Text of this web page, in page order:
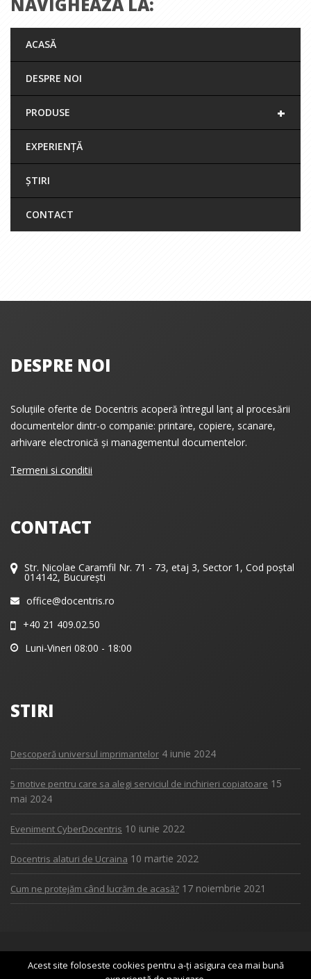
NAVIGHEAZA LA:
ACASĂ
DESPRE NOI
+
PRODUSE
EXPERIENȚĂ
ȘTIRI
CONTACT
DESPRE NOI
Soluțiile oferite de Docentris acoperă întregul lanț al procesării
documentelor dintr-o companie: printare, copiere, scanare,
arhivare electronică și managementul documentelor.
Termeni si conditii
CONTACT
Str. Nicolae Caramfil Nr. 71 - 73, etaj 3, Sector 1, Cod poștal
014142, București
office@docentris.ro
+40 21 409.02.50
Luni-Vineri 08:00 - 18:00
STIRI
Descoperă universul imprimantelor 4 iunie 2024
5 motive pentru care sa alegi serviciul de inchirieri copiatoare 15
mai 2024
Eveniment CyberDocentris 10 iunie 2022
Docentris alaturi de Ucraina 10 martie 2022
Cum ne protejăm când lucrăm de acasă? 17 noiembrie 2021
Copyright 2017 DOCENTRIS
Acest site foloseste cookies pentru a-ți asigura cea mai bună